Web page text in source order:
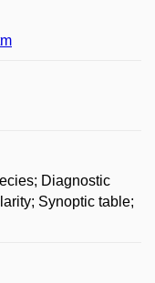
Diagnostic
Synoptic table;